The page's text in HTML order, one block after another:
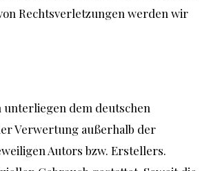
Rechtsverletzungen werden wir
unterliegen dem deutschen
Verwertung außerhalb der
Autors bzw. Erstellers.